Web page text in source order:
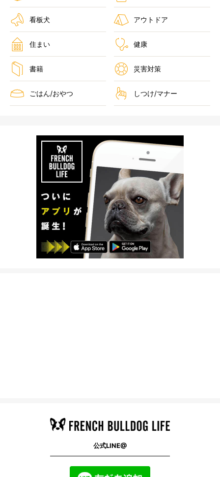
看板犬 アウトドア
住まい 健康
書籍 災害対策
ごはん/おやつ しつけ/マナー
公式LINE@